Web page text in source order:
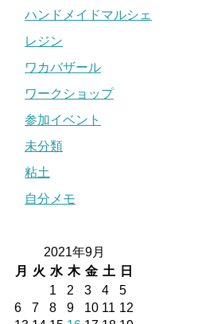
ハンドメイドマルシェ
レジン
ワカバザール
ワークショップ
参加イベント
未分類
粘土
自分メモ
2021年9月
月
火 水 木 金 土
日
1
2 3 4
5
6
7 8 9 10 11 12